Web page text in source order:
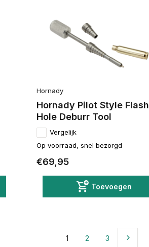
Hornady
Hornady Pilot Style Flash
Hole Deburr Tool
Vergelijk
Op voorraad, snel bezorgd
€69,95
Toevoegen
1 2 3